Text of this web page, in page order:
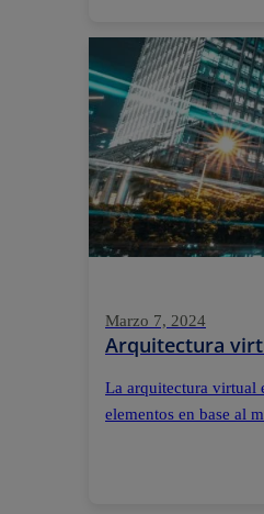
Marzo 7, 2024
Arquitectura
La arquitectura virtual
elementos en base al